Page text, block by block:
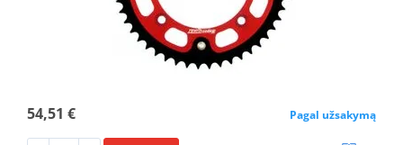
54,51 € Pagal užsakymą